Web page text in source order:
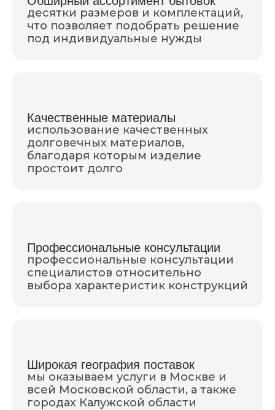
десятки размеров и комплектаций,
что позволяет подобрать решение
под индивидуальные нужды
Качественные материалы
использование качественных
долговечных материалов,
благодаря которым изделие
простоит долго
Профессиональные консультации
профессиональные консультации
специалистов относительно
выбора характеристик конструкций
Широкая география поставок
мы оказываем услуги в Москве и
всей Московской области, а также
городах Калужской области